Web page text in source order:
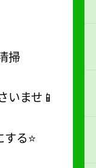
掃
いませ📱
る⭐️